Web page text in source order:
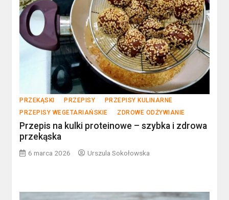
PRZEKĄSKI PRZEPISY
PRZEPISY KULINARNE
PRZEPISY WEGETARIAŃSKIE
ZDROWE ODŻYWIANIE
Przepis na kulki proteinowe – szybka i zdrowa
przekąska
6 marca 2026 Urszula Sokołowska